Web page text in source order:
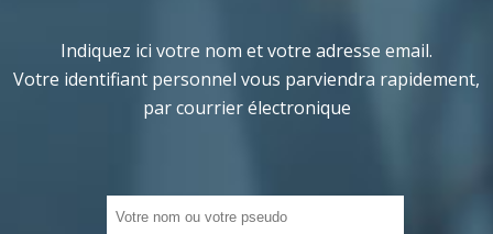
Indiquez ici votre nom et votre adresse email.
Votre identifiant personnel vous parviendra rapidement,
par courrier électronique